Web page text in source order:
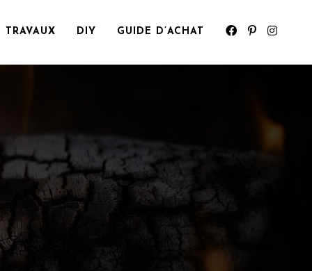
TRAVAUX DIY GUIDE D’ACHAT